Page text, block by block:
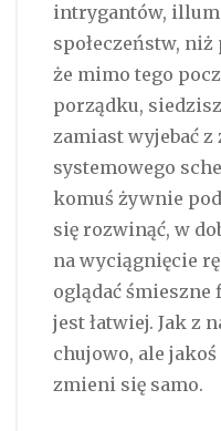
intrygantów,
społeczeństw, niż
że mimo tego
porządku,
zamiast wyjebać
systemowego
komuś żywnie
się rozwinąć, w
na wyciągnięcie
oglądać
jest łatwiej. Jak z
chujowo, ale
zmieni się samo.